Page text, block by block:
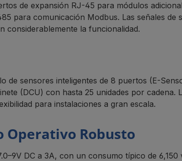
de expansión RJ-45 para módulos
para comunicación Modbus. Las señales de
considerablemente la funcionalidad.
de sensores inteligentes de 8 puertos (E-
(DCU) con hasta 25 unidades por cadena.
para instalaciones a gran escala.
Operativo Robusto
DC a 3A, con un consumo típico de 6,150